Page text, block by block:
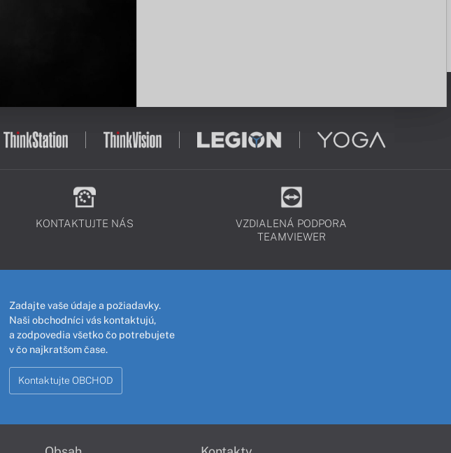
KONTAKTUJTE NÁS
VZDIALENÁ PODPORA
TEAMVIEWER
Zadajte vaše údaje a požiadavky.
Naši obchodníci vás kontaktujú,
a zodpovedia všetko čo potrebujete
v čo najkratšom čase.
Kontaktujte OBCHOD